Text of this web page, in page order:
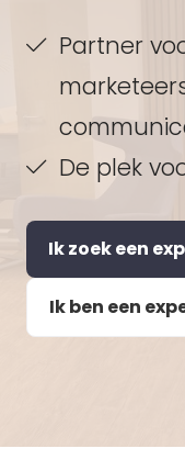
Partner
De plek
Ik zoek een
Ik ben een